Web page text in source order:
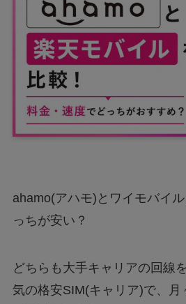
ahamo(アハモ)とワイモバイ
っちが安い？
どちらも大手キャリアの回線
気の格安SIM(キャリア)で、月